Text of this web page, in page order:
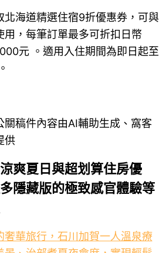
北海道精選住宿9折優惠券，可與
用，每筆訂單最多可折扣日幣
元 。適用入住期間為即日起至
關稿件內容由AI輔助生成、窩客
供
爽夏日與超划算住房優
隱藏版的極致感官體驗等
奢華旅行，石川加賀一人溫泉療